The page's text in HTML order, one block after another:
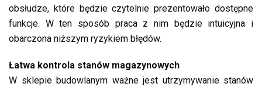
obsłudze, które będzie czytelnie prezentowało dostępne
funkcje. W ten sposób praca z nim będzie intuicyjna i
obarczona niższym ryzykiem błędów.
Łatwa kontrola stanów magazynowych
W sklepie budowlanym ważne jest utrzymywanie stanów